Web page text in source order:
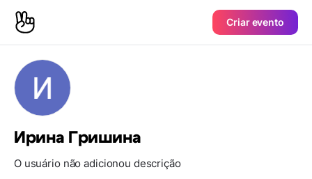
Criar evento
Ирина Гришина
O usuário não adicionou descrição